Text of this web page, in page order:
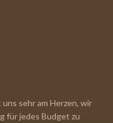
sehr am Herzen, wir
für jedes Budget zu